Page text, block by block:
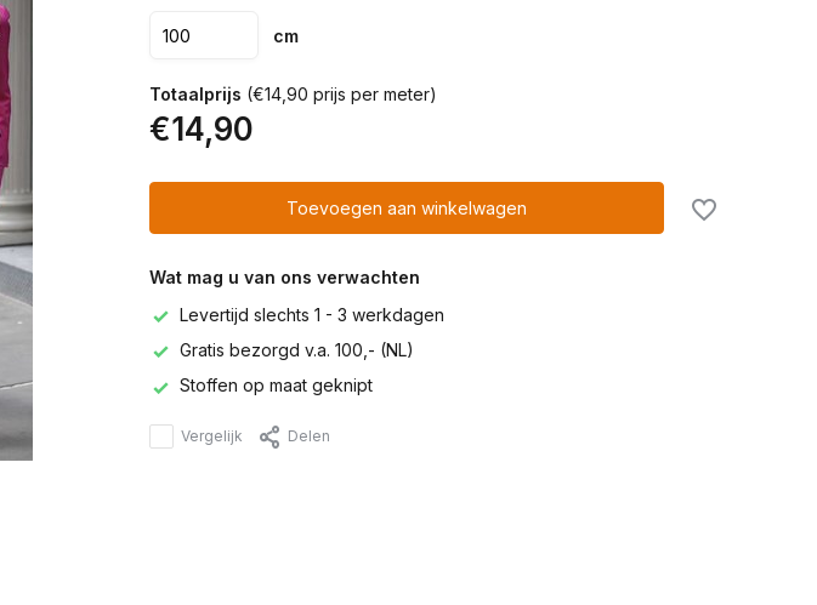
cm
Totaalprijs (€14,90 prijs per meter)
€14,90
Toevoegen aan winkelwagen
Wat mag u van ons verwachten
Levertijd slechts 1 - 3 werkdagen
Gratis bezorgd v.a. 100,- (NL)
Stoffen op maat geknipt
Vergelijk Delen